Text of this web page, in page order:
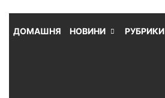
ДОМАШНЯ НОВИНИ РУБРИКИ